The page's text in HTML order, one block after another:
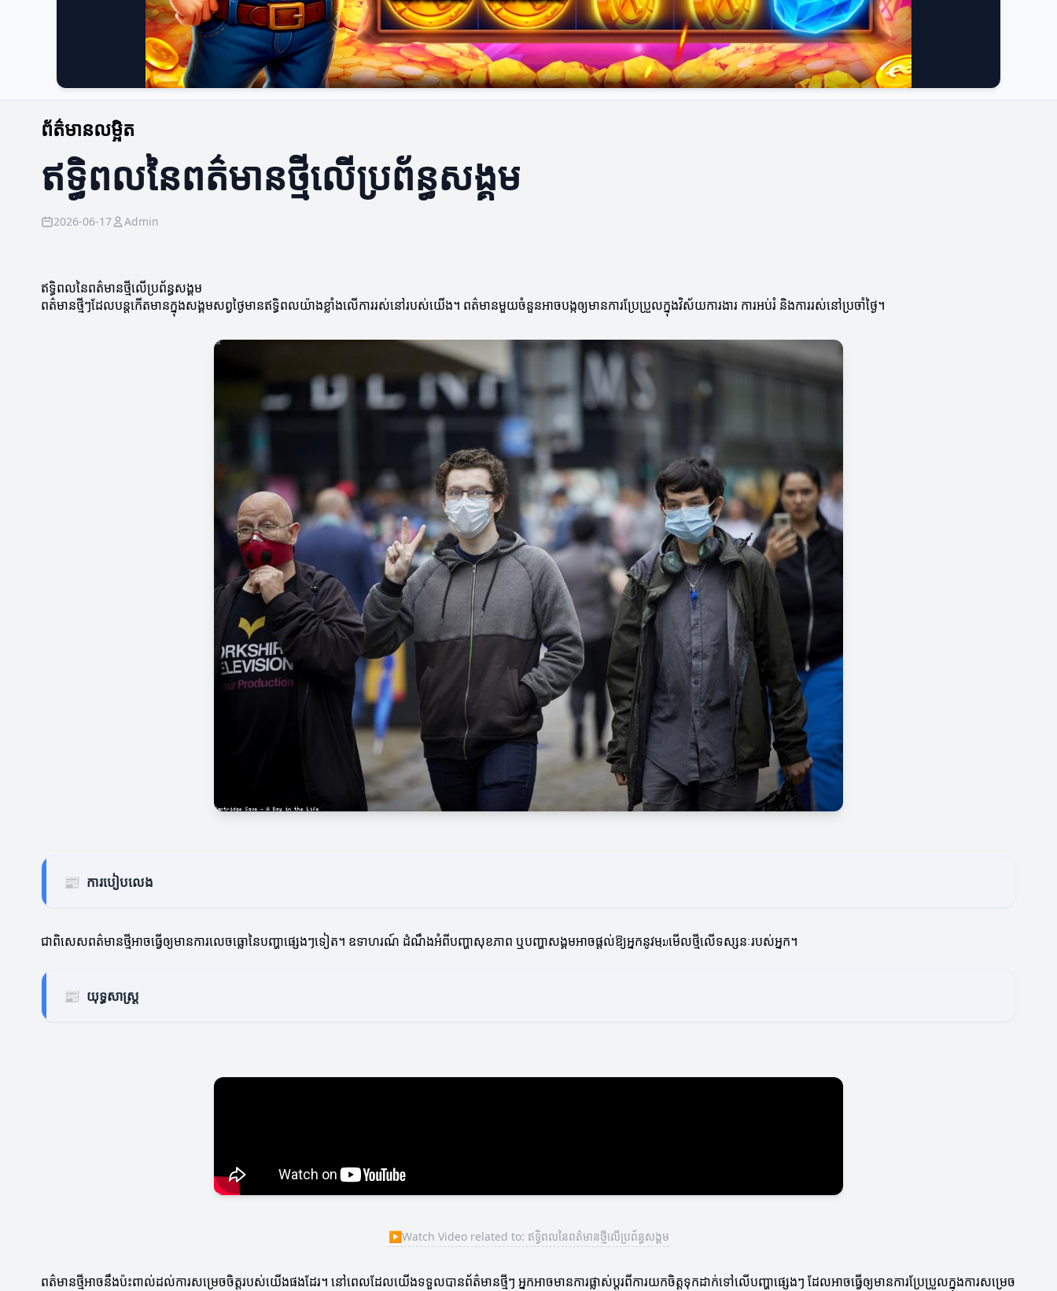
ព័ត៌មានលម្អិត
ឥទ្ធិពលនៃពត៌មានថ្មីលើប្រព័ន្ធសង្គម
2026-06-17 Admin
ឥទ្ធិពលនៃពត៌មានថ្មីលើប្រព័ន្ធសង្គម
ពត៌មានថ្មីៗដែលបន្តកើតមានក្នុងសង្គមសព្វថ្ងៃមានឥទ្ធិពលយ៉ាងខ្លាំងលើការរស់នៅរបស់យើង។ ពត៌មានមួយចំនួនអាចបង្កឲ្យមានការប្រែប្រួលក្នុងវិស័យការងារ ការអប់រំ និងការរស់នៅប្រចាំថ្ងៃ។
📰 ការបៀបលេង
ជាពិសេសពត៌មានថ្មីអាចធ្វើឲ្យមានការលេចធ្លោនៃបញ្ហាផ្សេងៗទៀត។ ឧទាហរណ៍ ដំណឹងអំពីបញ្ហាសុខភាព ឬបញ្ហាសង្គមអាចផ្តល់ឱ្យអ្នកនូវមุมមើលថ្មីលើទស្សនៈរបស់អ្នក។
📰 យុទ្ធសាស្ត្រ
▶Watch Video related to: ឥទ្ធិពលនៃពត៌មានថ្មីលើប្រព័ន្ធសង្គម
ពត៌មានថ្មីអាចនឹងប៉ះពាល់ដល់ការសម្រេចចិត្តរបស់យើងផងដែរ។ នៅពេលដែលយើងទទួលបានព័ត៌មានថ្មីៗ អ្នកអាចមានការផ្លាស់ប្តូរពីការយកចិត្តទុកដាក់ទៅលើបញ្ហាផ្សេងៗ ដែលអាចធ្វើឲ្យមានការប្រែប្រួលក្នុងការសម្រេច